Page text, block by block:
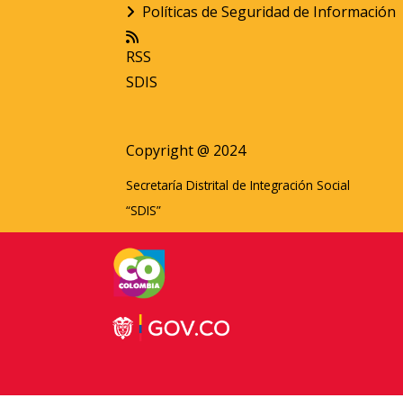
Políticas de Seguridad de Información
RSS
SDIS
Copyright @ 2024
Secretaría Distrital de Integración Social
“SDIS”